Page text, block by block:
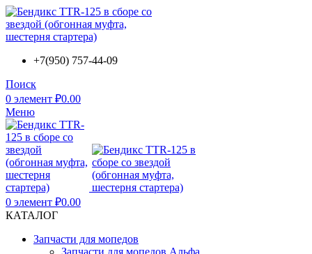
+7(950) 757-44-09
Поиск
0 элемент ₽0.00
Меню
0 элемент ₽0.00
КАТАЛОГ
Запчасти для мопедов
Запчасти для мопедов Альфа